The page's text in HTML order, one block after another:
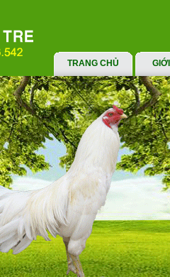
TRANG CHỦ